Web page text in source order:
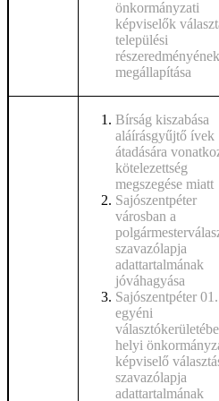
önkormányzati
képviselők
települési
részeredményének
megállapítása
Bírság kiszabása
aláírásgyűjtő ívek
átadására
kötelezettség
megszegése miatt
Sajószentpéter
városban a
szavazólapja
adattartalmának
jóváhagyása
Sajószentpéter 01.
egyéni
helyi
képviselő
szavazólapja
adattartalmának